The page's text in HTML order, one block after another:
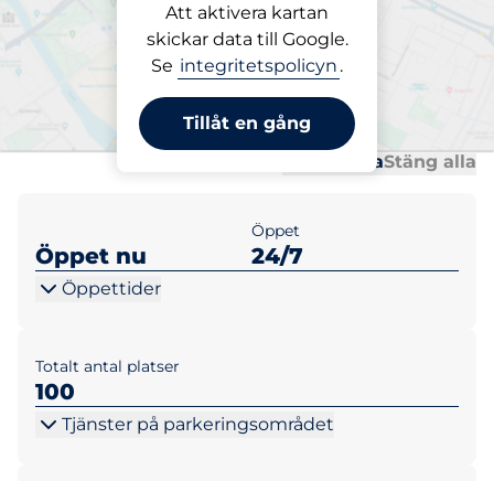
Att aktivera kartan
skickar data till Google.
Se integritetspolicyn .
Tillåt en gång
Parkering på plats
Snabb Gross
Öppna allaStäng alla
Öppet nu
Öppet
24/7
Öppettider
Totalt antal platser
100
Tjänster på parkeringsområdet